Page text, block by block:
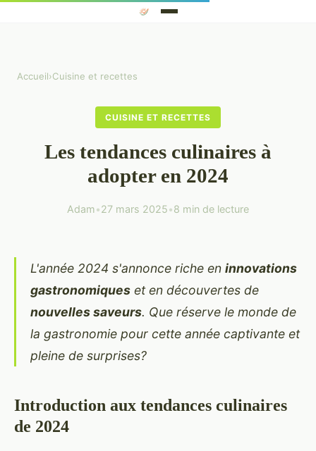
Accueil›Cuisine et recettes
CUISINE ET RECETTES
Les tendances culinaires à
adopter en 2024
Adam•27 mars 2025•8 min de lecture
L'année 2024 s'annonce riche en innovations
gastronomiques et en découvertes de
nouvelles saveurs. Que réserve le monde de
la gastronomie pour cette année captivante et
pleine de surprises?
Introduction aux tendances culinaires
de 2024